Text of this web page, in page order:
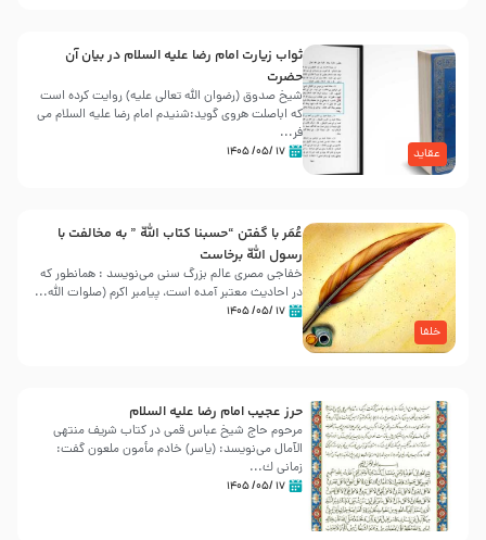
عقاید
ثواب زیارت امام رضا علیه السلام در بیان آن
حضرت
شیخ صدوق (رضوان الله تعالی علیه) روایت کرده است
که اباصلت هروی گوید:شنیدم امام رضا علیه السلام می
فر...
۱۷ /۰۵/ ۱۴۰۵
خلفا
عُمَر با گفتن “حسبنا كتاب اللّه ” به مخالفت با
رسول اللّه برخاست
خفاجی مصری عالم بزرگ سنی می‌نویسد : همانطور که
در احادیث معتبر آمده است، پیامبر اکرم (صلوات اللّه...
۱۷ /۰۵/ ۱۴۰۵
حرز عجیب امام رضا علیه السلام
مرحوم حاج شیخ عباس قمی در کتاب شریف منتهی
الآمال می‌نویسد: (ياسر) خادم مأمون ملعون گفت:
زمانى ك...
۱۷ /۰۵/ ۱۴۰۵